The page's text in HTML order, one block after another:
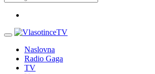
Naslovna
Radio Gaga
TV